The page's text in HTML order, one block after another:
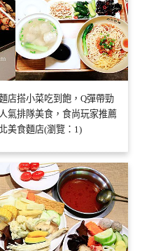
店搭小菜吃到飽，Q彈帶勁
氣排隊美食，食尚玩家推薦
美食麵店(瀏覽：1)